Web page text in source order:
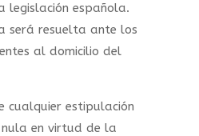
legislación española.
será resuelta ante los
al domicilio del
cualquier estipulación
en virtud de la